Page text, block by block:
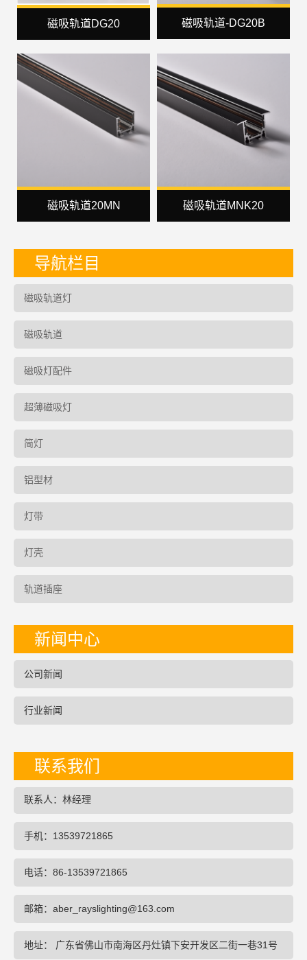
磁吸轨道DG20 磁吸轨道-DG20B
磁吸轨道20MN 磁吸轨道MNK20
导航栏目
磁吸轨道灯
磁吸轨道
磁吸灯配件
超薄磁吸灯
简灯
铝型材
灯带
灯壳
轨道插座
新闻中心
公司新闻
行业新闻
联系我们
联系人：林经理
手机：13539721865
电话：86-13539721865
邮箱：aber_rayslighting@163.com
地址： 广东省佛山市南海区丹灶镇下安开发区二街一巷31号